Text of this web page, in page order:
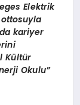
Elektrik
kariyer
Kültür
Okulu”